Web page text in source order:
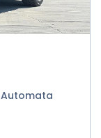
Automata